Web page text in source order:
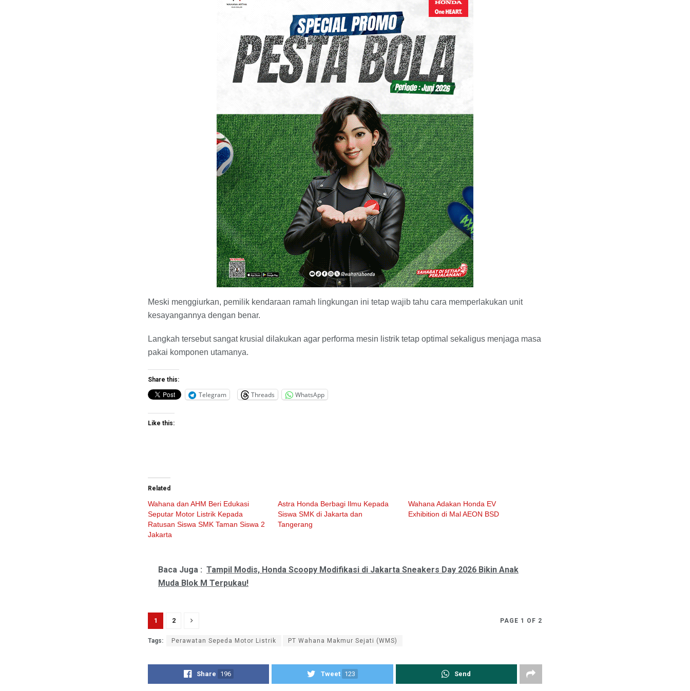
​Meski menggiurkan, pemilik kendaraan ramah lingkungan ini tetap wajib tahu cara memperlakukan unit
kesayangannya dengan benar.
Langkah tersebut sangat krusial dilakukan agar performa mesin listrik tetap optimal sekaligus menjaga masa
pakai komponen utamanya.
Share this:
Telegram Threads WhatsApp
Like this:
Related
Wahana dan AHM Beri Edukasi
Seputar Motor Listrik Kepada
Ratusan Siswa SMK Taman Siswa 2
Jakarta
Astra Honda Berbagi Ilmu Kepada
Siswa SMK di Jakarta dan
Tangerang
Wahana Adakan Honda EV
Exhibition di Mal AEON BSD
Baca Juga : Tampil Modis, Honda Scoopy Modifikasi di Jakarta Sneakers Day 2026 Bikin Anak
Muda Blok M Terpukau!
PAGE 1 OF 2
1 2
Tags: Perawatan Sepeda Motor Listrik PT Wahana Makmur Sejati (WMS)
Share 196 Tweet 123 Send